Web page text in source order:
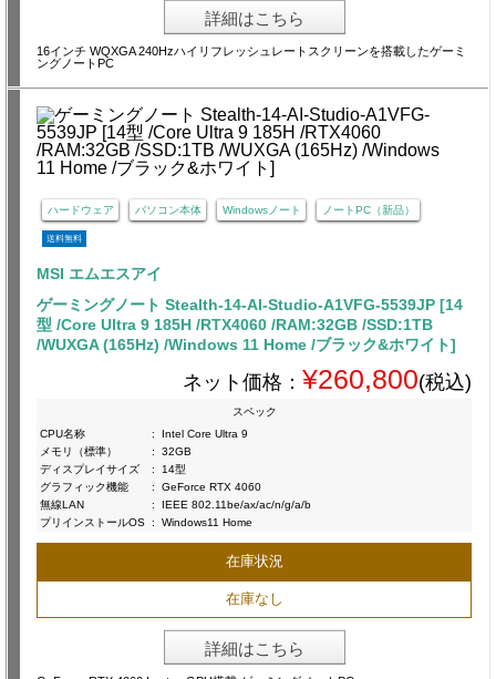
詳細はこちら
16インチ WQXGA 240Hzハイリフレッシュレートスクリーンを搭載したゲーミ
ングノートPC
ハードウェア パソコン本体 Windowsノート ノートPC（新品）
送料無料
MSI エムエスアイ
ゲーミングノート Stealth-14-AI-Studio-A1VFG-5539JP [14
型 /Core Ultra 9 185H /RTX4060 /RAM:32GB /SSD:1TB
/WUXGA (165Hz) /Windows 11 Home /ブラック&ホワイト]
ネット価格： ¥260,800(税込)
スペック
CPU名称
:
Intel Core Ultra 9
メモリ（標準）
:
32GB
ディスプレイサイズ
:
14型
グラフィック機能
:
GeForce RTX 4060
無線LAN
:
IEEE 802.11be/ax/ac/n/g/a/b
プリインストールOS : Windows11 Home
在庫状況
在庫なし
詳細はこちら